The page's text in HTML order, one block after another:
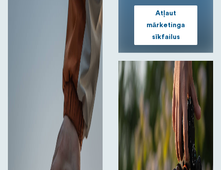
Atļaut
mārketinga
sīkfailus